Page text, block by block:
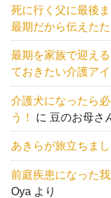
死に行く父に最後
最期だから伝えた
最期を家族で迎え
ておきたい介護ア
介護犬になったら
う！
に 豆のお母さ
あきらが旅立ちま
前庭疾患になった
Oya より